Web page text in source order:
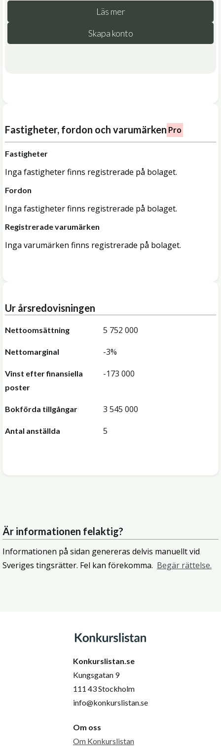
Läs mer
Skapa konto
Fastigheter, fordon och varumärken Pro
Fastigheter
Inga fastigheter finns registrerade på bolaget.
Fordon
Inga fastigheter finns registrerade på bolaget.
Registrerade varumärken
Inga varumärken finns registrerade på bolaget.
Ur årsredovisningen
Nettoomsättning 5 752 000
Nettomarginal -3%
Vinst efter finansiella
poster
-173 000
Bokförda tillgångar 3 545 000
Antal anställda 5
Är informationen felaktig?
Informationen på sidan genereras delvis manuellt vid
Sveriges tingsrätter. Fel kan förekomma. Begär rättelse.
Konkurslistan.se
Kungsgatan 9
111 43 Stockholm
info@konkurslistan.se
Om oss
Om Konkurslistan